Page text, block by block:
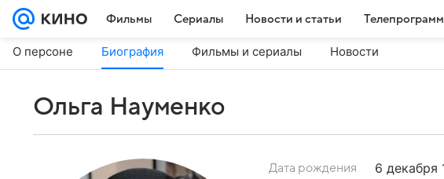
Фильмы Сериалы Новости и статьи
О персоне Биография Фильмы и сериалы Новости
Ольга Науменко
Дата рождения 6 декабря